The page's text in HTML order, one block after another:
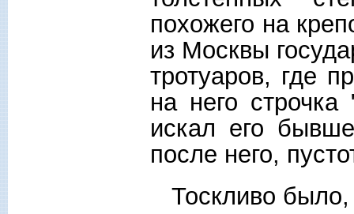
похожего на
из Москвы
тротуаров, где
на него
искал его
после него,
Тоскливо было,